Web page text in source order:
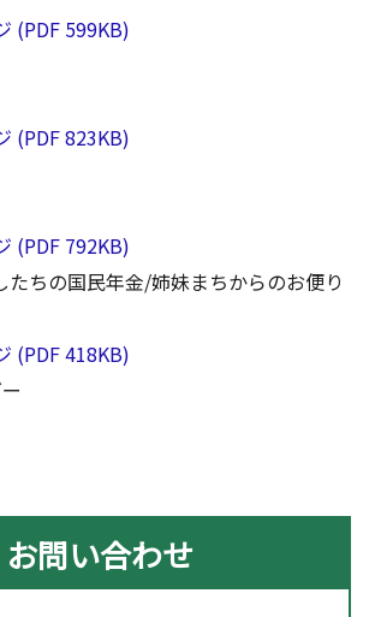
(PDF 599KB)
(PDF 823KB)
(PDF 792KB)
ちの国民年金/姉妹まちからのお便り
(PDF 418KB)
お問い合わせ